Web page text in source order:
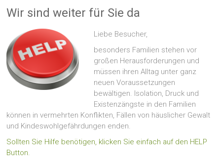
Wir sind weiter für Sie da
Liebe Besucher,
besonders Familien stehen vor
großen Herausforderungen und
müssen ihren Alltag unter ganz
neuen Voraussetzungen
bewältigen. Isolation, Druck und
Existenzängste in den Familien
können in vermehrten Konflikten, Fällen von häuslicher Gewalt
und Kindeswohlgefährdungen enden.
Sollten Sie Hilfe benötigen, klicken Sie einfach auf den HELP
Button.